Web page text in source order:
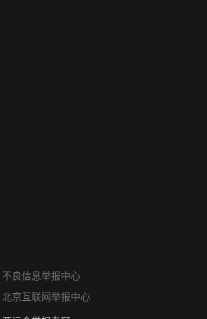
不良信息举报中心
北京互联网举报中心
算法推荐专项举报